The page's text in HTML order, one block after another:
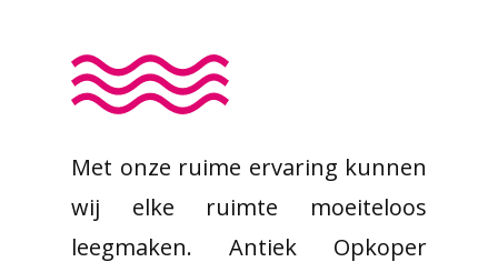
Met onze ruime ervaring kunnen
wij elke ruimte moeiteloos
leegmaken. Antiek Opkoper